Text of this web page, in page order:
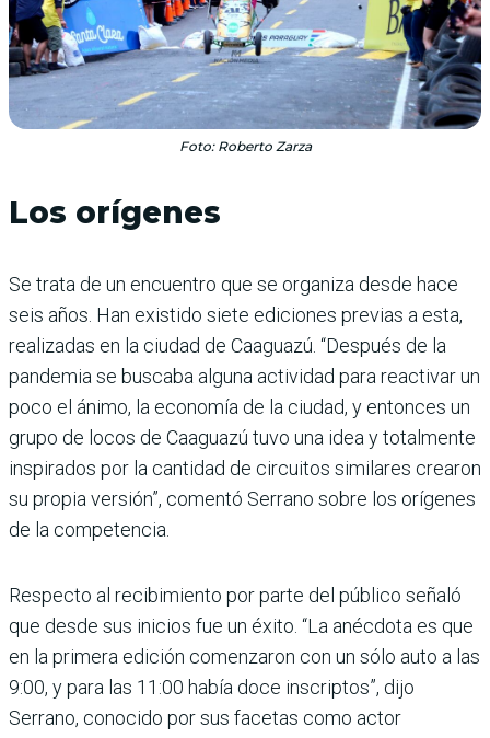
Foto: Roberto Zarza
Los orígenes
Se trata de un encuentro que se organiza desde hace
seis años. Han existido siete ediciones previas a esta,
realizadas en la ciudad de Caaguazú. “Después de la
pandemia se buscaba alguna actividad para reactivar un
poco el ánimo, la economía de la ciudad, y entonces un
grupo de locos de Caaguazú tuvo una idea y totalmente
inspirados por la cantidad de circuitos similares crearon
su propia versión”, comentó Serrano sobre los orígenes
de la competencia.
Respecto al recibimiento por parte del público señaló
que desde sus inicios fue un éxito. “La anécdota es que
en la primera edición comenzaron con un sólo auto a las
9:00, y para las 11:00 había doce inscriptos”, dijo
Serrano, conocido por sus facetas como actor